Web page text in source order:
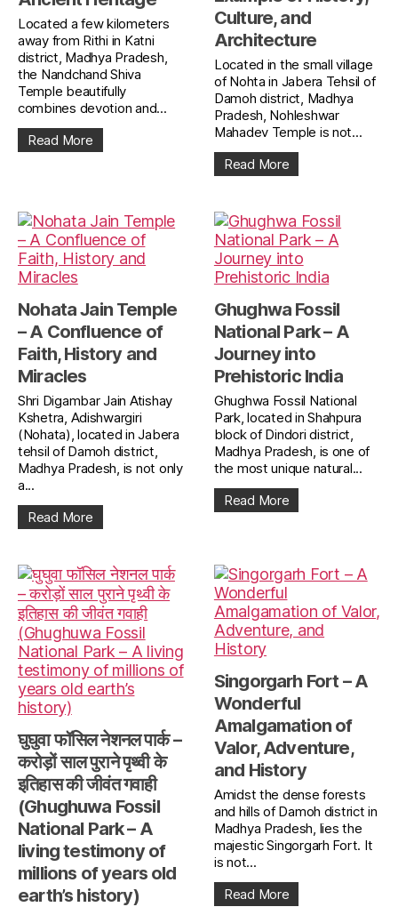
Located a few kilometers
away from Rithi in Katni
district, Madhya Pradesh,
the Nandchand Shiva
Temple beautifully
combines devotion and...
Read More
Culture, and
Architecture
Located in the small village
of Nohta in Jabera Tehsil of
Damoh district, Madhya
Pradesh, Nohleshwar
Mahadev Temple is not...
Read More
Nohata Jain Temple
– A Confluence of
Faith, History and
Miracles
Shri Digambar Jain Atishay
Kshetra, Adishwargiri
(Nohata), located in Jabera
tehsil of Damoh district,
Madhya Pradesh, is not only
a...
Read More
Ghughwa Fossil
National Park – A
Journey into
Prehistoric India
Ghughwa Fossil National
Park, located in Shahpura
block of Dindori district,
Madhya Pradesh, is one of
the most unique natural...
Read More
घुघुवा फॉसिल नेशनल पार्क –
करोड़ों साल पुराने पृथ्वी के
इतिहास की जीवंत गवाही
(Ghughuwa Fossil
National Park – A
living testimony of
millions of years old
earth’s history)
Singorgarh Fort – A
Wonderful
Amalgamation of
Valor, Adventure,
and History
Amidst the dense forests
and hills of Damoh district in
Madhya Pradesh, lies the
majestic Singorgarh Fort. It
is not...
Read More